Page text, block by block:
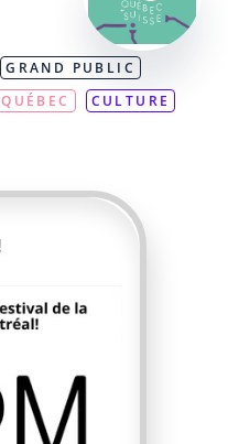
GRAND PUBLIC
QUÉBEC
CULTURE